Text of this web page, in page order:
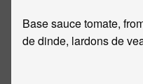
Base sauce tomate,
de dinde, lardons de